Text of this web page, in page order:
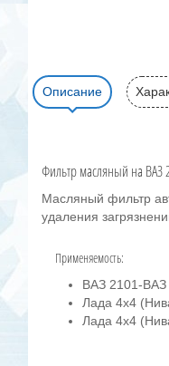
Описание
Фильтр масляный на ВАЗ
Масляный фильтр
удаления
Применяемость:
ВАЗ 2101-ВАЗ
Лада 4х4
Лада 4х4